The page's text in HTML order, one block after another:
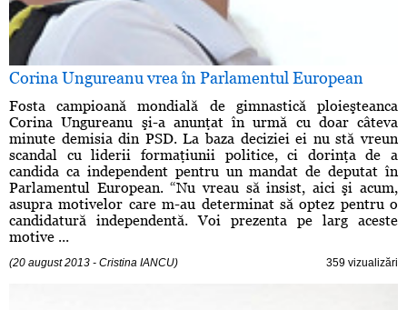
Corina Ungureanu vrea în Parlamentul European
Fosta campioană mondială de gimnastică ploieşteanca
Corina Ungureanu şi-a anunţat în urmă cu doar câteva
minute demisia din PSD. La baza deciziei ei nu stă vreun
scandal cu liderii formaţiunii politice, ci dorinţa de a
candida ca independent pentru un mandat de deputat în
Parlamentul European. “Nu vreau să insist, aici şi acum,
asupra motivelor care m-au determinat să optez pentru o
candidatură independentă. Voi prezenta pe larg aceste
motive ...
(20 august 2013 - Cristina IANCU) 359 vizualizări